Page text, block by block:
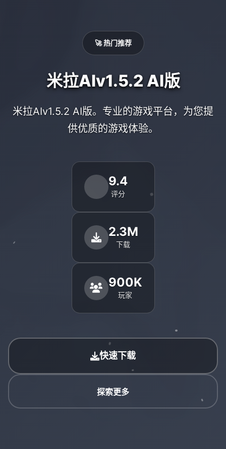
🚀 热门推荐
米拉AIv1.5.2 AI版
米拉AIv1.5.2 AI版。专业的游戏平台，为您提
供优质的游戏体验。
9.4
评分
2.3M
下载
900K
玩家
快速下载
探索更多